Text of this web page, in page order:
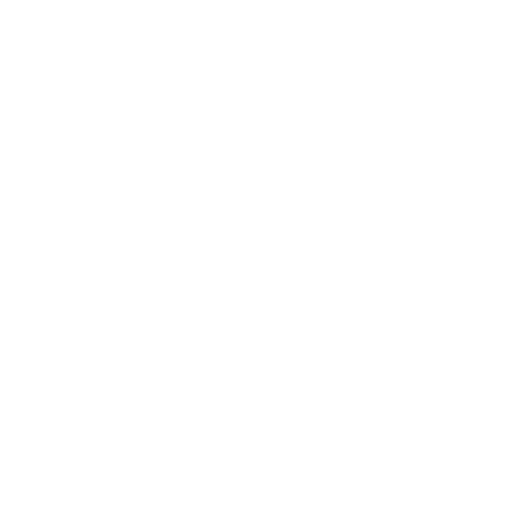
15,05 мм, Необслуживаемая,